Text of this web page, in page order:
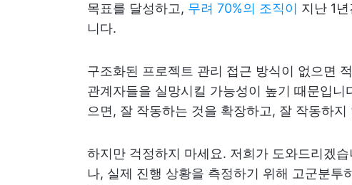
목표를 달성하고, 무려 70%의 조직이 지난 1
니다.
구조화된 프로젝트 관리 접근 방식이 없으면
관계자들을 실망시킬 가능성이 높기 때문입
으면, 잘 작동하는 것을 확장하고, 잘 작동하
하지만 걱정하지 마세요. 저희가 도와드리겠
나, 실제 진행 상황을 측정하기 위해 고군분투